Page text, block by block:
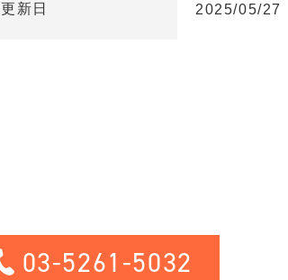
更新日 2025/05/27
03-5261-5032